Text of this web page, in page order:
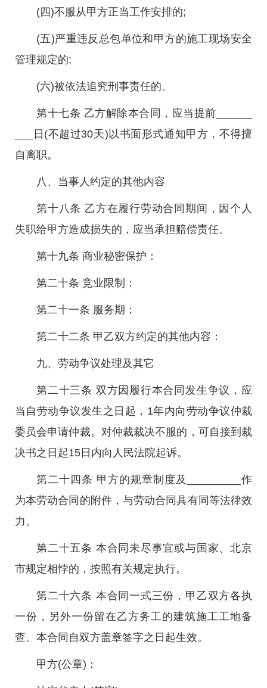
(四)不服从甲方正当工作安排的;
(五)严重违反总包单位和甲方的施工现场安全
管理规定的;
(六)被依法追究刑事责任的。
第十七条 乙方解除本合同，应当提前______
___日(不超过30天)以书面形式通知甲方，不得擅
自离职。
八、当事人约定的其他内容
第十八条 乙方在履行劳动合同期间，因个人
失职给甲方造成损失的，应当承担赔偿责任。
第十九条 商业秘密保护：
第二十条 竞业限制：
第二十一条 服务期：
第二十二条 甲乙双方约定的其他内容：
九、劳动争议处理及其它
第二十三条 双方因履行本合同发生争议，应
当自劳动争议发生之日起，1年内向劳动争议仲裁
委员会申请仲裁。对仲裁裁决不服的，可自接到裁
决书之日起15日内向人民法院起诉。
第二十四条 甲方的规章制度及_________作
为本劳动合同的附件，与劳动合同具有同等法律效
力。
第二十五条 本合同未尽事宜或与国家、北京
市规定相悖的，按照有关规定执行。
第二十六条 本合同一式三份，甲乙双方各执
一份，另外一份留在乙方务工的建筑施工工地备
查。本合同自双方盖章签字之日起生效。
甲方(公章)：